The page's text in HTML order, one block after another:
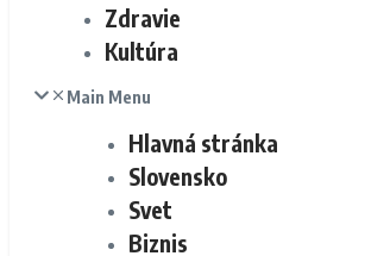
Zdravie
Kultúra
Main Menu
Hlavná stránka
Slovensko
Svet
Biznis